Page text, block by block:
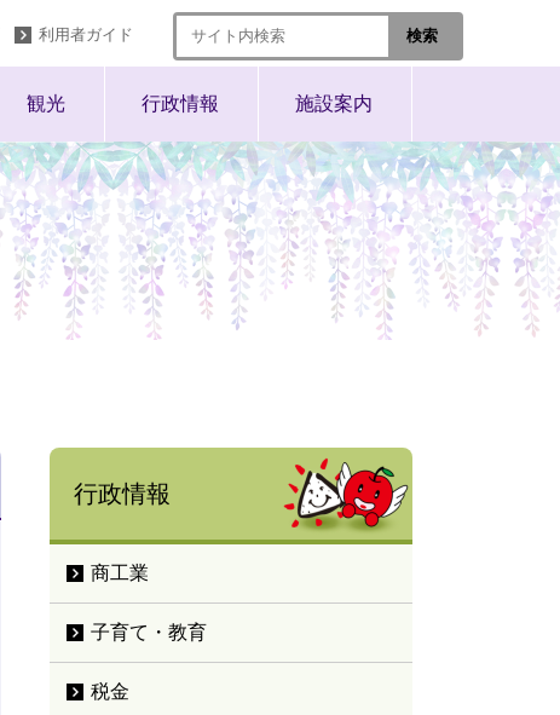
利用者ガイド
観光 行政情報 施設案内
行政情報
商工業
子育て・教育
税金